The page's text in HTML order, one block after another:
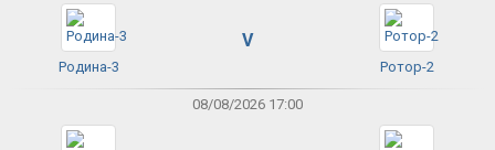
Родина-3
V
Ротор-2
08/08/2026 17:00